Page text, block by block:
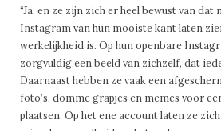
“Ja, en ze zijn zich er heel bewust van dat
Instagram van hun mooiste kant laten
werkelijkheid is. Op hun openbare
zorgvuldig een beeld van zichzelf, dat
Daarnaast hebben ze vaak een
foto’s, domme grapjes en memes voor
plaatsen. Op het ene account laten ze